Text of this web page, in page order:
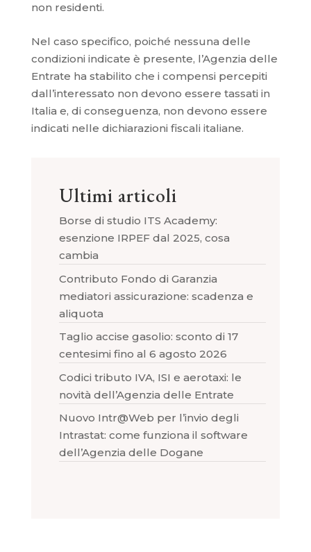
non residenti.
Nel caso specifico, poiché nessuna delle
condizioni indicate è presente, l’Agenzia delle
Entrate ha stabilito che i compensi percepiti
dall’interessato non devono essere tassati in
Italia e, di conseguenza, non devono essere
indicati nelle dichiarazioni fiscali italiane.
Ultimi articoli
Borse di studio ITS Academy:
esenzione IRPEF dal 2025, cosa
cambia
Contributo Fondo di Garanzia
mediatori assicurazione: scadenza e
aliquota
Taglio accise gasolio: sconto di 17
centesimi fino al 6 agosto 2026
Codici tributo IVA, ISI e aerotaxi: le
novità dell’Agenzia delle Entrate
Nuovo Intr@Web per l’invio degli
Intrastat: come funziona il software
dell’Agenzia delle Dogane